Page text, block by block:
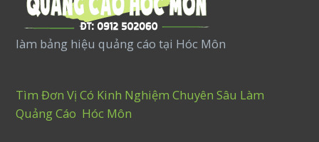
làm bảng hiệu quảng cáo tại Hóc Môn
Tìm Đơn Vị Có Kinh Nghiệm Chuyên Sâu Làm
Quảng Cáo Hóc Môn